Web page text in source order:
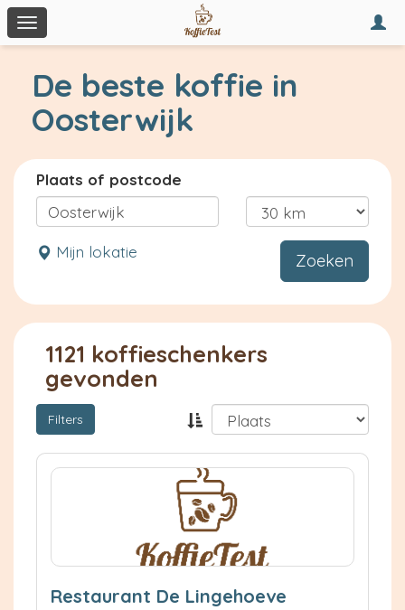
Toggle
navigation
De beste koffie in
Oosterwijk
Plaats of postcode
Mijn lokatie Zoeken
1121 koffieschenkers
gevonden
Filters
Restaurant De Lingehoeve